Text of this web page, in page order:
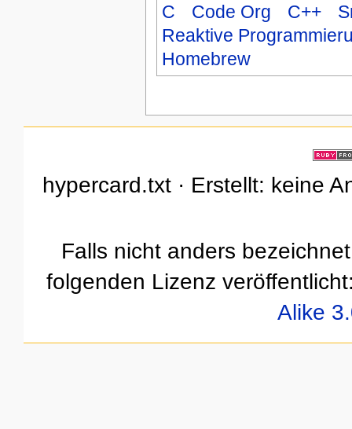
C
Code Org C++
Reaktive
Homebrew
hypercard.txt · Erstellt: keine
Falls nicht anders
folgenden Lizenz
Alike